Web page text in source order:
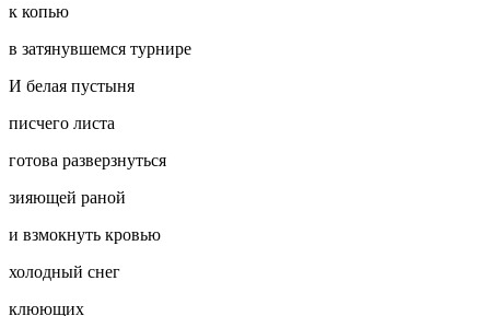
к копью
в затянувшемся турнире
И белая пустыня
писчего листа
готова разверзнуться
зияющей раной
и взмокнуть кровью
холодный снег
клюющих